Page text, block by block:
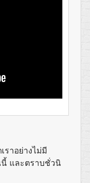
ราอย่างไม่มี
นี้ และตราบชั่วนิ